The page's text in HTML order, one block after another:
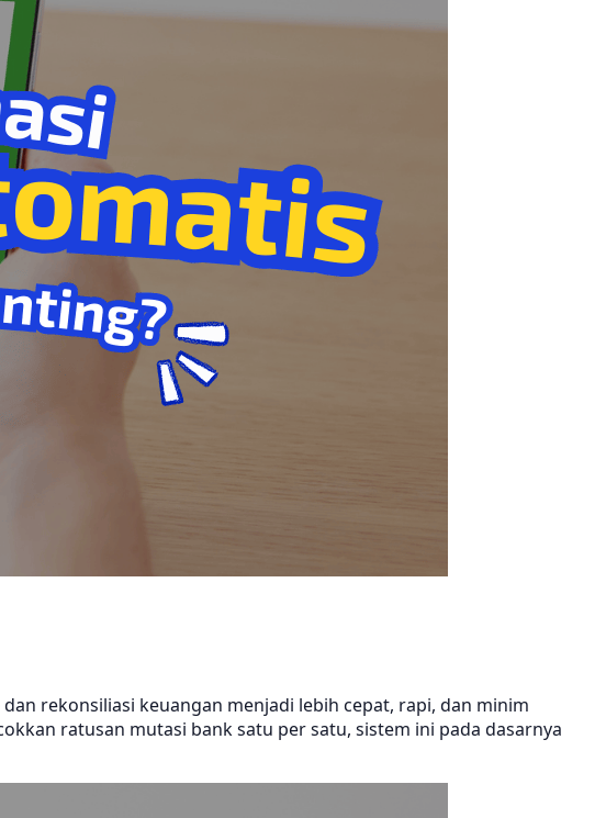
rekonsiliasi keuangan menjadi lebih cepat, rapi, dan minim
ratusan mutasi bank satu per satu, sistem ini pada dasarnya